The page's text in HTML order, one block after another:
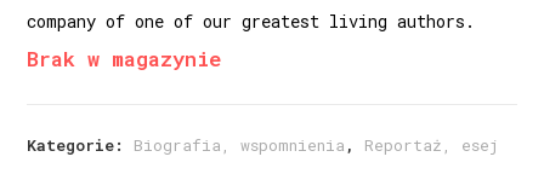
company of one of our greatest living authors.
Brak w magazynie
Kategorie: Biografia, wspomnienia , Reportaż, esej